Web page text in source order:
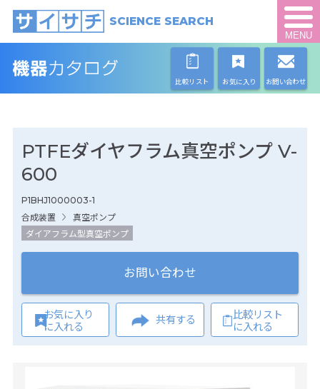
SCIENCE SEARCH
MENU
比較リスト お気に入り お問い合わせ
PTFEダイヤフラム真空ポンプ V-
600
P1BHJ1000003-1
合成装置
真空ポンプ
ダイアフラム型真空ポンプ
お問い合わせ
お気に入り
に入れる
共有する
比較リスト
に入れる